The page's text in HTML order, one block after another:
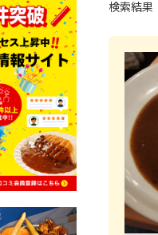
検索結果